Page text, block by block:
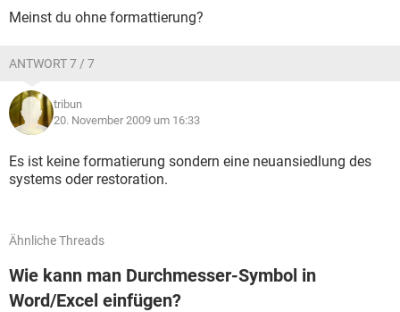
Meinst du ohne formattierung?
ANTWORT 7 / 7
tribun
20. November 2009 um 16:33
Es ist keine formatierung sondern eine neuansiedlung des
systems oder restoration.
Ähnliche Threads
Wie kann man Durchmesser-Symbol in
Word/Excel einfügen?